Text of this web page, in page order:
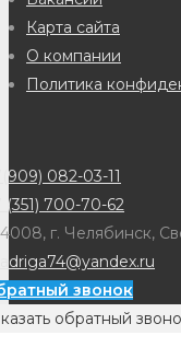
Карта сайта
О компании
Политика
082-03-11
(351) 700-70-62
г. Челябинск,
звонок
обратный